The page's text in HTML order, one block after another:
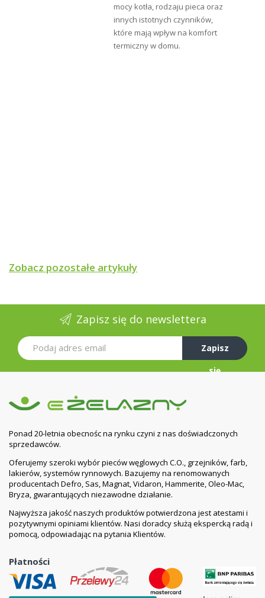
mocy kotła, rodzaju pieca oraz
innych istotnych czynników,
które mają wpływ na komfort
termiczny w domu.
Zobacz pozostałe artykuły
Zapisz się do newslettera
Zapisz
się
Ponad 20-letnia obecnośc na rynku czyni z nas doświadczonych
sprzedawców.
Oferujemy szeroki wybór pieców węglowych C.O., grzejników, farb,
lakierów, systemów rynnowych. Bazujemy na renomowanych
producentach Defro, Sas, Magnat, Vidaron, Hammerite, Oleo-Mac,
Bryza, gwarantujących niezawodne działanie.
Najwyższa jakość naszych produktów potwierdzona jest atestami i
pozytywnymi opiniami klientów. Nasi doradcy służą ekspercką radą i
pomocą, odpowiadając na pytania Klientów.
Płatności